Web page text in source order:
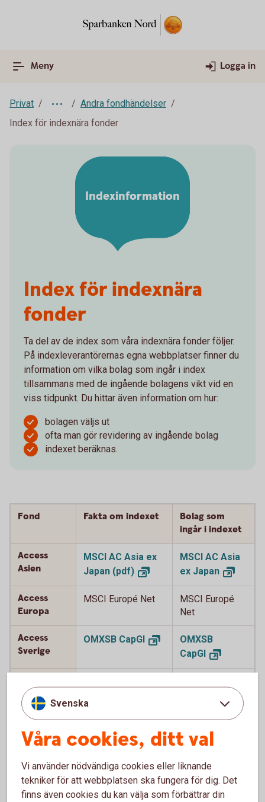
Meny Logga in
Privat
Andra fondhändelser
Index för indexnära fonder
Index för indexnära
fonder
Ta del av de index som våra indexnära fonder följer.
På indexleverantörernas egna webbplatser finner du
information om vilka bolag som ingår i index
tillsammans med de ingående bolagens vikt vid en
viss tidpunkt. Du hittar även information om hur:
bolagen väljs ut
ofta man gör revidering av ingående bolag
indexet beräknas.
Indexinformation
Fond Fakta om indexet
Bolag som
ingår i indexet
Access
Asien
MSCI AC Asia ex
Japan (pdf)
MSCI AC Asia
ex Japan
Access
Europa
MSCI Europé Net
MSCI Europé
Net
Access
Sverige
OMXSB CapGI
OMXSB
CapGI
Access
Japan
(pdf)
Net
Access
Global
MSCI World Net
(pdf)
MSCI World
Net
Svenska
Våra cookies, ditt val
Vi använder nödvändiga cookies eller liknande
tekniker för att webbplatsen ska fungera för dig. Det
finns även cookies du kan välja som förbättrar din